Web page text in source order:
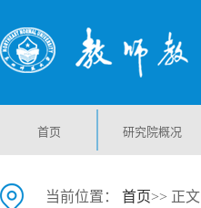
首页 研究院概况
当前位置： 首页>> 正文